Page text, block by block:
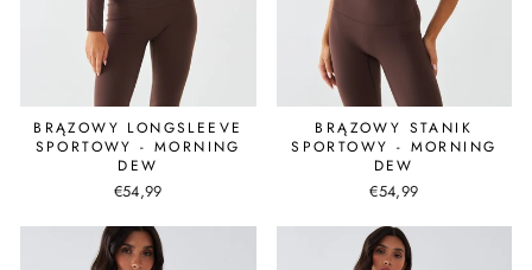
BRĄZOWY LONGSLEEVE
SPORTOWY - MORNING
DEW
€54,99
BRĄZOWY STANIK
SPORTOWY - MORNING
DEW
€54,99